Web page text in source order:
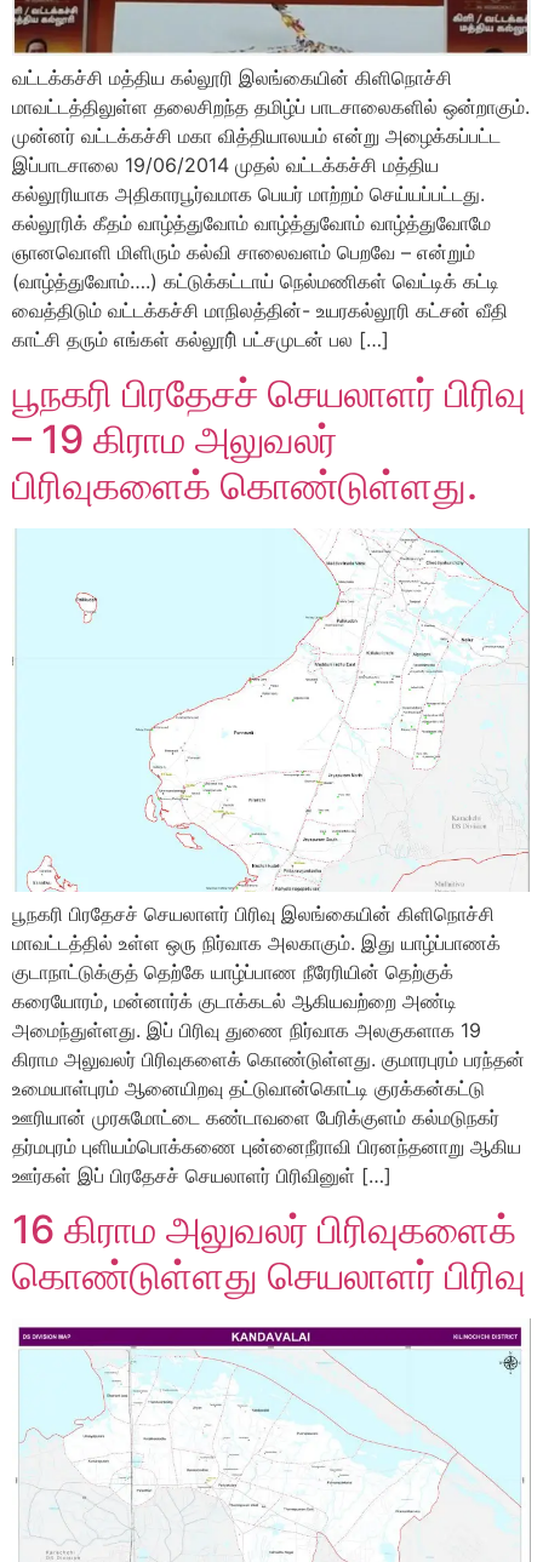
வட்டக்கச்சி மத்திய கல்லூரி இலங்கையின் கிளிநொச்சி
மாவட்டத்திலுள்ள தலைசிறந்த தமிழ்ப் பாடசாலைகளில் ஒன்றாகும்.
முன்னர் வட்டக்கச்சி மகா வித்தியாலயம் என்று அழைக்கப்பட்ட
இப்பாடசாலை 19/06/2014 முதல் வட்டக்கச்சி மத்திய
கல்லூரியாக அதிகாரபூர்வமாக பெயர் மாற்றம் செய்யப்பட்டது.
கல்லூரிக் கீதம் வாழ்த்துவோம் வாழ்த்துவோம் வாழ்த்துவோமே
ஞானவொளி மிளிரும் கல்வி சாலைவளம் பெறவே – என்றும்
(வாழ்த்துவோம்….) கட்டுக்கட்டாய் நெல்மணிகள் வெட்டிக் கட்டி
வைத்திடும் வட்டக்கச்சி மாநிலத்தின்- உயரகல்லூரி கட்சன் வீதி
காட்சி தரும் எங்கள் கல்லூரி் பட்சமுடன் பல […]
பூநகரி பிரதேசச் செயலாளர் பிரிவு
– 19 கிராம அலுவலர்
பிரிவுகளைக் கொண்டுள்ளது.
பூநகரி பிரதேசச் செயலாளர் பிரிவு இலங்கையின் கிளிநொச்சி
மாவட்டத்தில் உள்ள ஒரு நிர்வாக அலகாகும். இது யாழ்ப்பாணக்
குடாநாட்டுக்குத் தெற்கே யாழ்ப்பாண நீரேரியின் தெற்குக்
கரையோரம், மன்னார்க் குடாக்கடல் ஆகியவற்றை அண்டி
அமைந்துள்ளது. இப் பிரிவு துணை நிர்வாக அலகுகளாக 19
கிராம அலுவலர் பிரிவுகளைக் கொண்டுள்ளது. குமாரபுரம் பரந்தன்
உமையாள்புரம் ஆனையிறவு தட்டுவான்கொட்டி குரக்கன்கட்டு
ஊரியான் முரசுமோட்டை கண்டாவளை பேரிக்குளம் கல்மடுநகர்
தர்மபுரம் புளியம்பொக்கணை புன்னைநீராவி பிரனந்தனாறு ஆகிய
ஊர்கள் இப் பிரதேசச் செயலாளர் பிரிவினுள் […]
16 கிராம அலுவலர் பிரிவுகளைக்
கொண்டுள்ளது செயலாளர் பிரிவு